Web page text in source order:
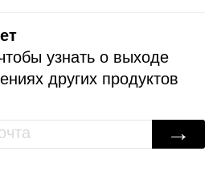
узнать о выходе
других продуктов
→